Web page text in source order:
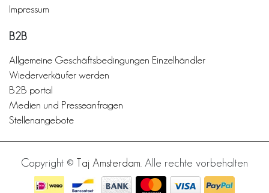
Impressum
B2B
Allgemeine Geschäftsbedingungen Einzelhändler
Wiederverkäufer werden
B2B portal
Medien und Presseanfragen
Stellenangebote
Copyright © Taj Amsterdam . Alle rechte vorbehalten